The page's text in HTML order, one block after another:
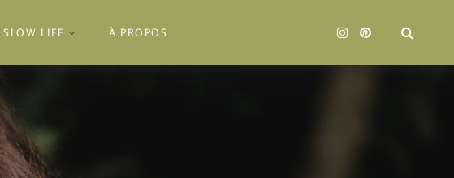
SLOW LIFE À PROPOS